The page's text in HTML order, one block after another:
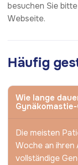
besuchen Sie
Webseite.
Häufig
Wie lange
Die meisten
Woche an ihren
vollständige